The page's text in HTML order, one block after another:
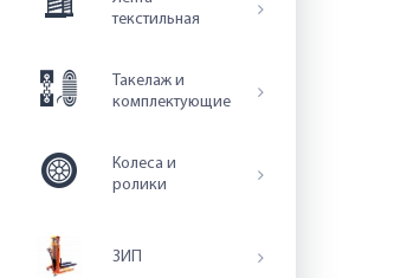
текстильная
Такелаж и
комплектующие
Колеса и
ролики
ЗИП